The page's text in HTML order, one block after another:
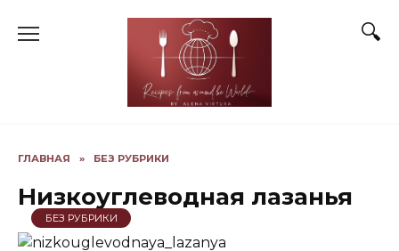
ГЛАВНАЯ » БЕЗ РУБРИКИ
Низкоуглеводная лазанья
БЕЗ РУБРИКИ